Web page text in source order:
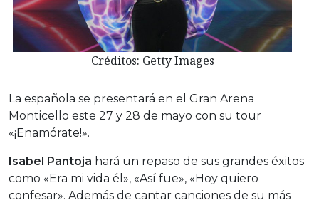
Créditos: Getty Images
La española se presentará en el Gran Arena
Monticello este 27 y 28 de mayo con su tour
«¡Enamórate!».
Isabel Pantoja hará un repaso de sus grandes éxitos
como «Era mi vida él», «Así fue», «Hoy quiero
confesar». Además de cantar canciones de su más